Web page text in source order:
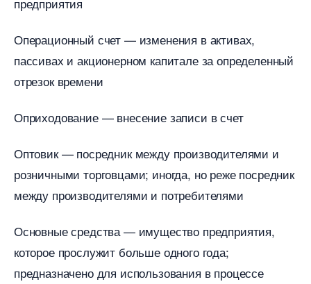
Операционный счет — изменения в активах,
пассивах и акционерном капитале за определенный
отрезок времени
Оприходование — внесение записи в счет
Оптовик — посредник между производителями и
розничными торговцами; иногда, но реже посредник
между производителями и потребителями
Основные средства — имущество предприятия,
которое прослужит больше одного года;
предназначено для использования в процессе